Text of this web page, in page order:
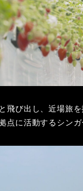
飛び出し、近場旅
点に活動するシン